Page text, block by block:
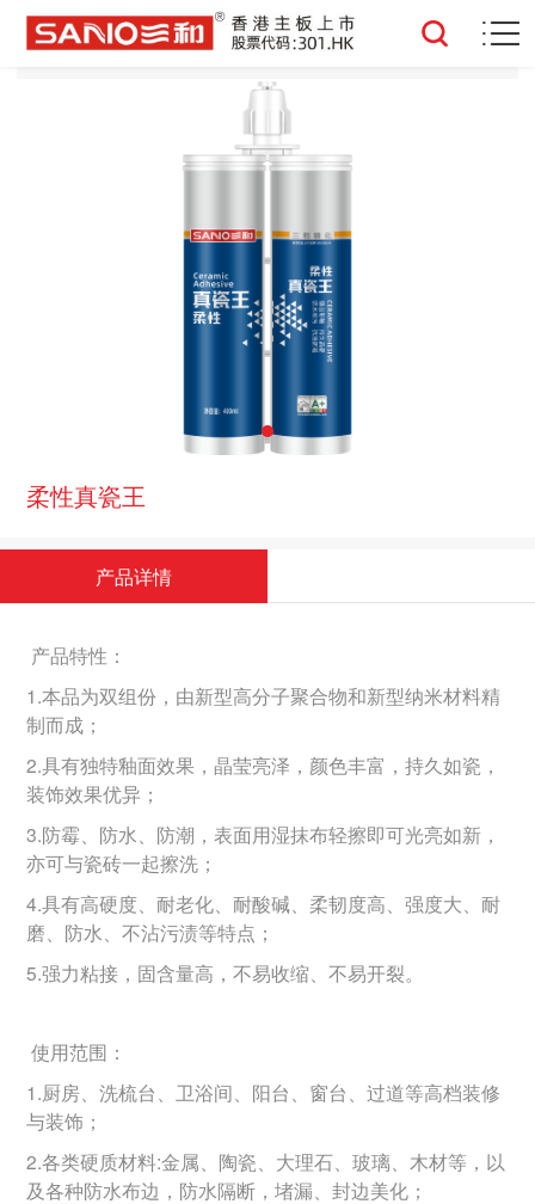
柔性真瓷王
产品详情
产品特性：
1.本品为双组份，由新型高分子聚合物和新型纳米材料精
制而成；
2.具有独特釉面效果，晶莹亮泽，颜色丰富，持久如瓷，
装饰效果优异；
3.防霉、防水、防潮，表面用湿抹布轻擦即可光亮如新，
亦可与瓷砖一起擦洗；
4.具有高硬度、耐老化、耐酸碱、柔韧度高、强度大、耐
磨、防水、不沾污渍等特点；
5.强力粘接，固含量高，不易收缩、不易开裂。
使用范围：
1.厨房、洗梳台、卫浴间、阳台、窗台、过道等高档装修
与装饰；
2.各类硬质材料:金属、陶瓷、大理石、玻璃、木材等，以
及各种防水布边，防水隔断，堵漏、封边美化；